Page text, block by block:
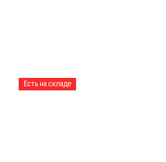
Есть на складе